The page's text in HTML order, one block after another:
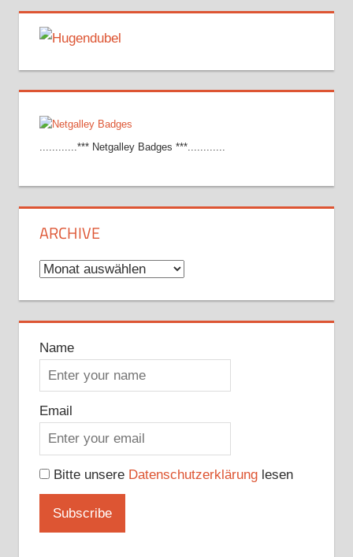
............*** Netgalley Badges ***............
ARCHIVE
Archive
Name
Email
Bitte unsere Datenschutzerklärunglesen